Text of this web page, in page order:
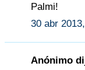
Palmi!
30 abr
Anónimo